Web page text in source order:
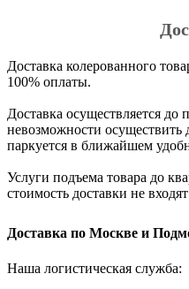
Доставка колерованного
100% оплаты.
Доставка осуществляется до
невозможности осуществить
паркуется в ближайшем
Услуги подъема товара до
стоимость доставки не
Доставка по Москве и
Наша логистическая служба: